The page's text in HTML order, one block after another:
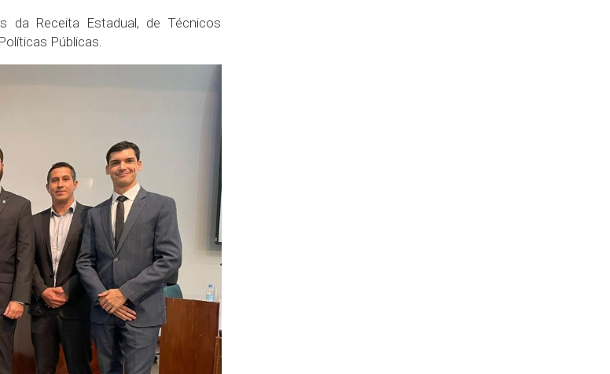
da Receita Estadual, de Técnicos
Públicas.